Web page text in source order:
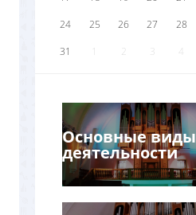
24
25 26 27 28
31
1 2 4
Основные виды
деятельности